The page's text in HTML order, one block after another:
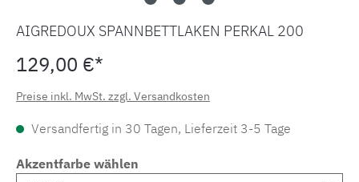
AIGREDOUX SPANNBETTLAKEN PERKAL 200
129,00 €*
Preise inkl. MwSt. zzgl. Versandkosten
Versandfertig in 30 Tagen, Lieferzeit 3-5 Tage
Akzentfarbe wählen